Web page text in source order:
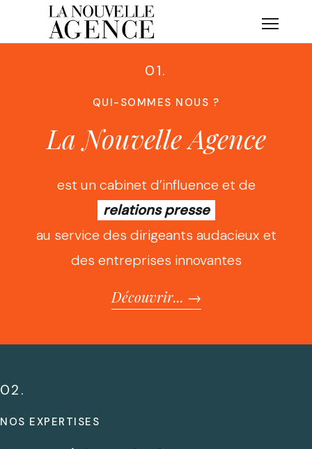
content
01.
QUI-SOMMES NOUS ?
La Nouvelle Agence
est un cabinet d’influence et de
relations presse
au service des dirigeants audacieux et
des entreprises innovantes
Découvrir... →
02.
NOS EXPERTISES